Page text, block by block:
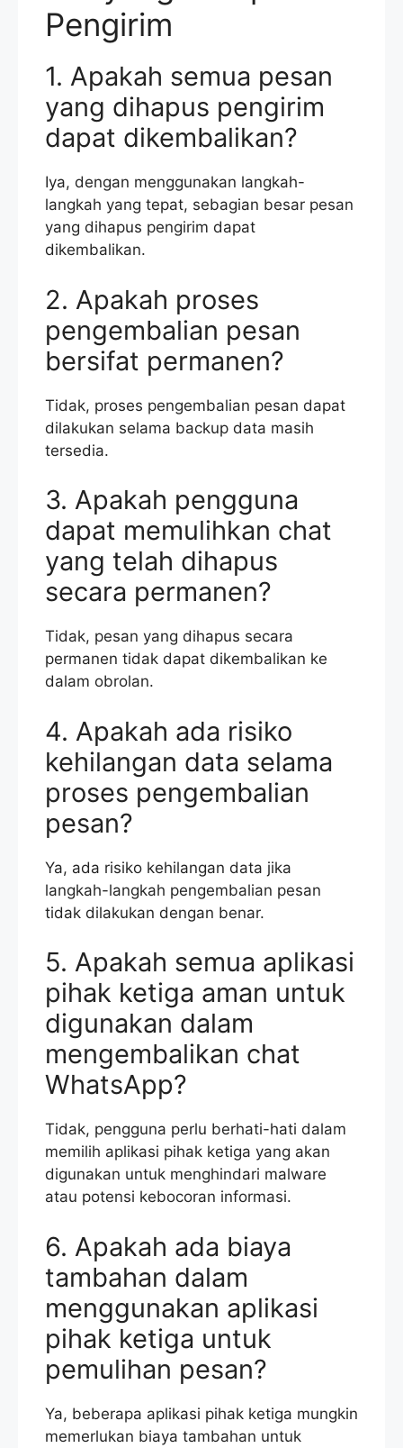
Pengirim
1. Apakah semua pesan
yang dihapus pengirim
dapat dikembalikan?
Iya, dengan menggunakan langkah-
langkah yang tepat, sebagian besar pesan
yang dihapus pengirim dapat
dikembalikan.
2. Apakah proses
pengembalian pesan
bersifat permanen?
Tidak, proses pengembalian pesan dapat
dilakukan selama backup data masih
tersedia.
3. Apakah pengguna
dapat memulihkan chat
yang telah dihapus
secara permanen?
Tidak, pesan yang dihapus secara
permanen tidak dapat dikembalikan ke
dalam obrolan.
4. Apakah ada risiko
kehilangan data selama
proses pengembalian
pesan?
Ya, ada risiko kehilangan data jika
langkah-langkah pengembalian pesan
tidak dilakukan dengan benar.
5. Apakah semua aplikasi
pihak ketiga aman untuk
digunakan dalam
mengembalikan chat
WhatsApp?
Tidak, pengguna perlu berhati-hati dalam
memilih aplikasi pihak ketiga yang akan
digunakan untuk menghindari malware
atau potensi kebocoran informasi.
6. Apakah ada biaya
tambahan dalam
menggunakan aplikasi
pihak ketiga untuk
pemulihan pesan?
Ya, beberapa aplikasi pihak ketiga mungkin
memerlukan biaya tambahan untuk